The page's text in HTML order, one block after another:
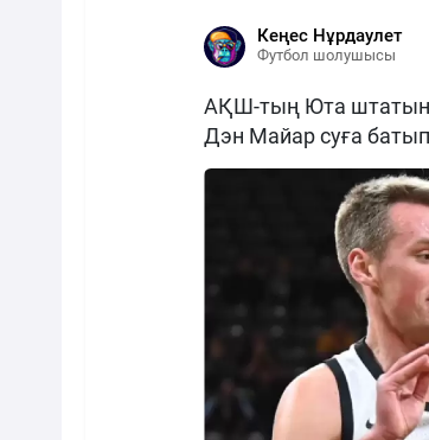
Кеңес Нұрдаулет
Футбол шолушысы
АҚШ-тың Юта
Дэн Майар суға